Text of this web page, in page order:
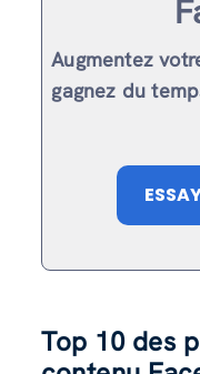
Augmentez
gagnez du
Top 10 des